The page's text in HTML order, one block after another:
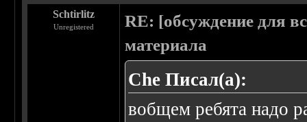
Schtirlitz
Unregistered
RE: [обсуждение для
материала
Che Писал(а):
вобщем ребята надо